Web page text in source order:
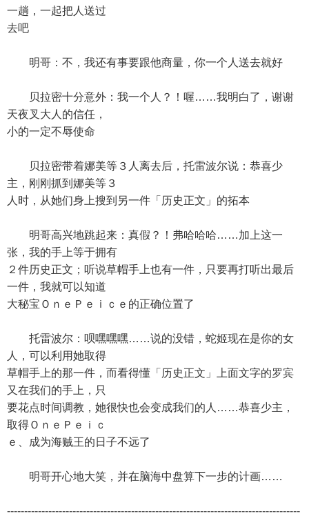
一趟，一起把人送过
去吧
明哥：不，我还有事要跟他商量，你一个人送去就好
贝拉密十分意外：我一个人？！喔……我明白了，谢谢
天夜叉大人的信任，
小的一定不辱使命
贝拉密带着娜美等３人离去后，托雷波尔说：恭喜少
主，刚刚抓到娜美等３
人时，从她们身上搜到另一件「历史正文」的拓本
明哥高兴地跳起来：真假？！弗哈哈哈……加上这一
张，我的手上等于拥有
２件历史正文；听说草帽手上也有一件，只要再打听出最后
一件，我就可以知道
大秘宝ＯｎｅＰｅｉｃｅ的正确位置了
托雷波尔：呗嘿嘿嘿……说的没错，蛇姬现在是你的女
人，可以利用她取得
草帽手上的那一件，而看得懂「历史正文」上面文字的罗宾
又在我们的手上，只
要花点时间调教，她很快也会变成我们的人……恭喜少主，
取得ＯｎｅＰｅｉｃ
ｅ、成为海贼王的日子不远了
明哥开心地大笑，并在脑海中盘算下一步的计画……
-------------------------------------------------------------------------------------